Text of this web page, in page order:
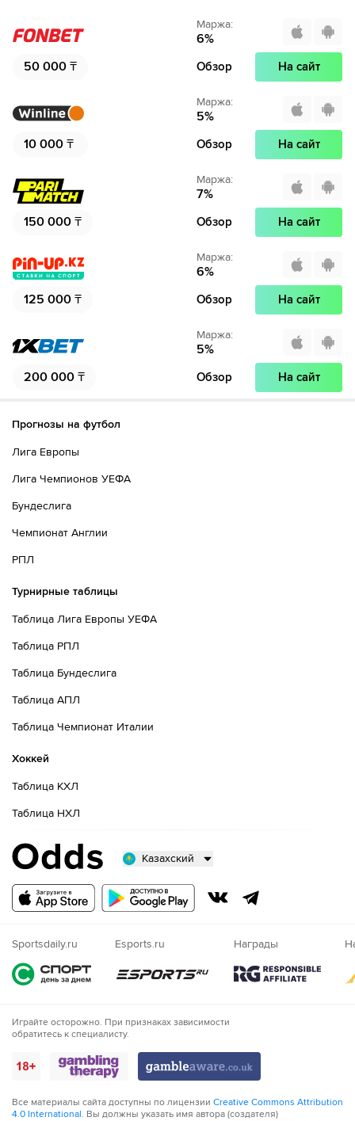
50 000 ₸
Маржа:
6%
Обзор На сайт
10 000 ₸
Маржа:
5%
Обзор На сайт
150 000 ₸
Маржа:
7%
Обзор На сайт
125 000 ₸
Маржа:
6%
Обзор На сайт
200 000 ₸
Маржа:
5%
Обзор На сайт
Прогнозы на футбол
Лига Европы
Лига Чемпионов УЕФА
Бундеслига
Чемпионат Англии
РПЛ
Турнирные таблицы
Таблица Лига Европы УЕФА
Таблица РПЛ
Таблица Бундеслига
Таблица АПЛ
Таблица Чемпионат Италии
Хоккей
Таблица КХЛ
Таблица НХЛ
Казахский
Русский
Nigeria
Sportsdaily.ru Esports.ru Награды
Играйте осторожно. При признаках зависимости
обратитесь к специалисту.
Все материалы сайта доступны по лицензии Creative Commons Attribution
4.0 International. Вы должны указать имя автора (создателя)